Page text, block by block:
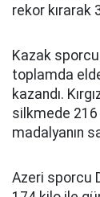
rekor kırarak
Kazak
toplamda
kazandı.
silkmede
madalyanın
Azeri sporcu